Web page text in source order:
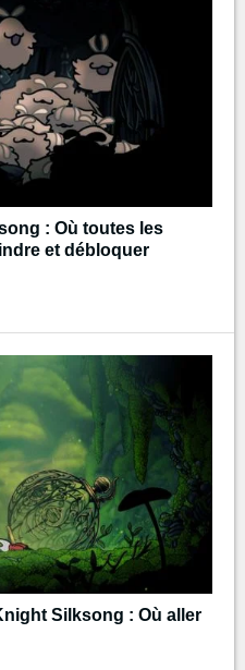
: Où toutes les
et débloquer
Silksong : Où aller